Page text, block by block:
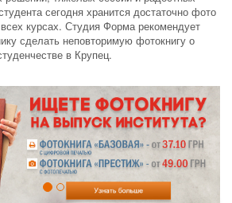
сегодня хранится достаточно фото
курсах. Студия Форма рекомендует
сделать неповторимую фотокнигу о
в Крупец.